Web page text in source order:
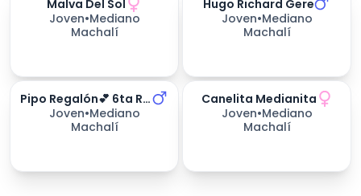
días esperando
Malva Del Sol
Joven•Mediano
Machalí
234días esperando
Hugo Richard Gere
Joven•Mediano
Machalí
Pipo Regalón💕 6ta Región
Joven•Mediano
Machalí
254días esperando
Canelita Medianita
Joven•Mediano
Machalí